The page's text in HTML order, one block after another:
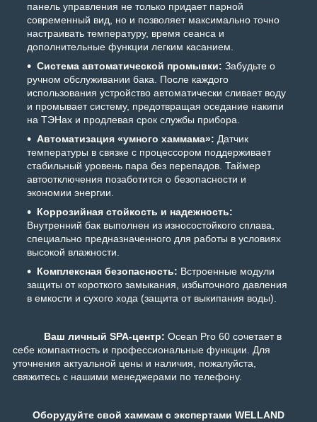
панель управления не только придает парной
современный вид, но и позволяет максимально точно
настраивать температуру, время сеанса и
дополнительные функции легким касанием.
Система автоматической промывки: Забудьте о
ручном обслуживании бака. После каждого
использования устройство автоматически сливает воду
и промывает систему, предотвращая оседание накипи
на ТЭНах и продлевая срок службы прибора.
Автоматизация «умного хаммама»: Датчик
температуры в связке с процессором поддерживает
стабильный уровень пара без перепадов. Таймер
автоотключения позаботится о безопасности и
экономии энергии.
Коррозийная стойкость и надежность:
Внутренний бак выполнен из износостойкого сплава,
специально предназначенного для работы в условиях
высокой влажности.
Комплексная безопасность: Встроенные модули
защиты от короткого замыкания, избыточного давления
в емкости и сухого хода (защита от выкипания воды).
Ваш личный SPA-центр: Ocean Pro 60 сочетает в
себе компактность и профессиональные функции. Для
уточнения актуальной цены и наличия, пожалуйста,
свяжитесь с нашими менеджерами по телефону.
Оборудуйте свой хаммам с экспертами WELLAND